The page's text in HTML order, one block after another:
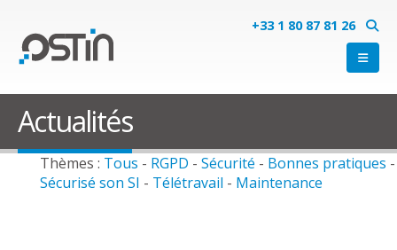
+33 1 80 87 81 26
Actualités
Thèmes : Tous - RGPD - Sécurité - Bonnes pratiques -
Sécurisé son SI - Télétravail - Maintenance